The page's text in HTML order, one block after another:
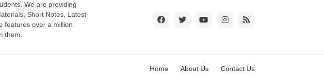
We are providing
Short Notes, Latest
features over a million
them.
Home About Us Contact Us